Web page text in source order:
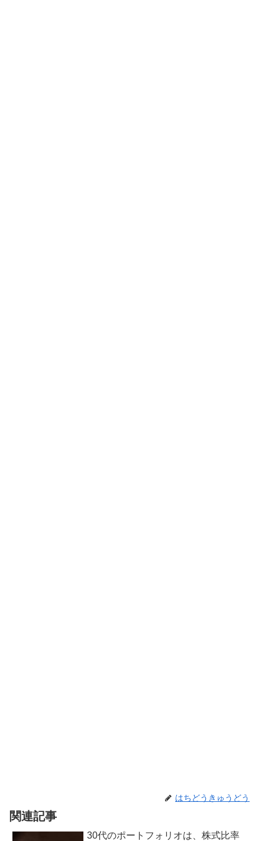
はちどうきゅうどう
関連記事
30代のポートフォリオは、株式比率